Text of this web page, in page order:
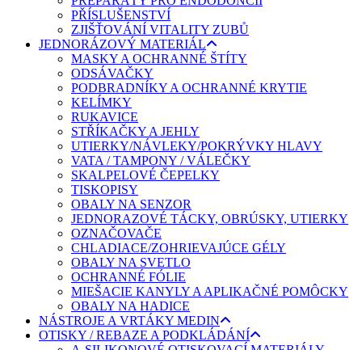
PŘÍSLUŠENSTVÍ
ZJIŠŤOVÁNÍ VITALITY ZUBŮ
JEDNORÁZOVÝ MATERIÁL
MASKY A OCHRANNÉ ŠTÍTY
ODSÁVAČKY
PODBRADNÍKY A OCHRANNÉ KRYTIE
KELÍMKY
RUKAVICE
STŘÍKAČKY A JEHLY
UTIERKY/NÁVLEKY/POKRÝVKY HLAVY
VATA / TAMPONY / VÁLEČKY
SKALPELOVÉ ČEPELKY
TISKOPISY
OBALY NA SENZOR
JEDNORAZOVÉ TÁCKY, OBRÚSKY, UTIERKY
OZNAČOVAČE
CHLADIACE/ZOHRIEVAJÚCE GÉLY
OBALY NA SVETLO
OCHRANNÉ FÓLIE
MIEŠACIE KANYLY A APLIKAČNÉ POMÔCKY
OBALY NA HADICE
NÁSTROJE A VRTÁKY MEDIN
OTISKY / REBAZE A PODKLÁDÁNÍ